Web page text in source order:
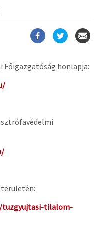
Főigazgatóság honlapja:
tuzgyujtasi-tilalom-